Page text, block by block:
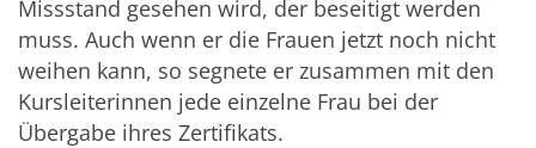
Missstand gesehen wird, der beseitigt werden
muss. Auch wenn er die Frauen jetzt noch nicht
weihen kann, so segnete er zusammen mit den
Kursleiterinnen jede einzelne Frau bei der
Übergabe ihres Zertifikats.